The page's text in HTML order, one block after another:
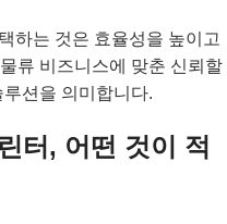
하는 것은 효율성을 높이고
류 비즈니스에 맞춘 신뢰할
션을 의미합니다.
터, 어떤 것이 적